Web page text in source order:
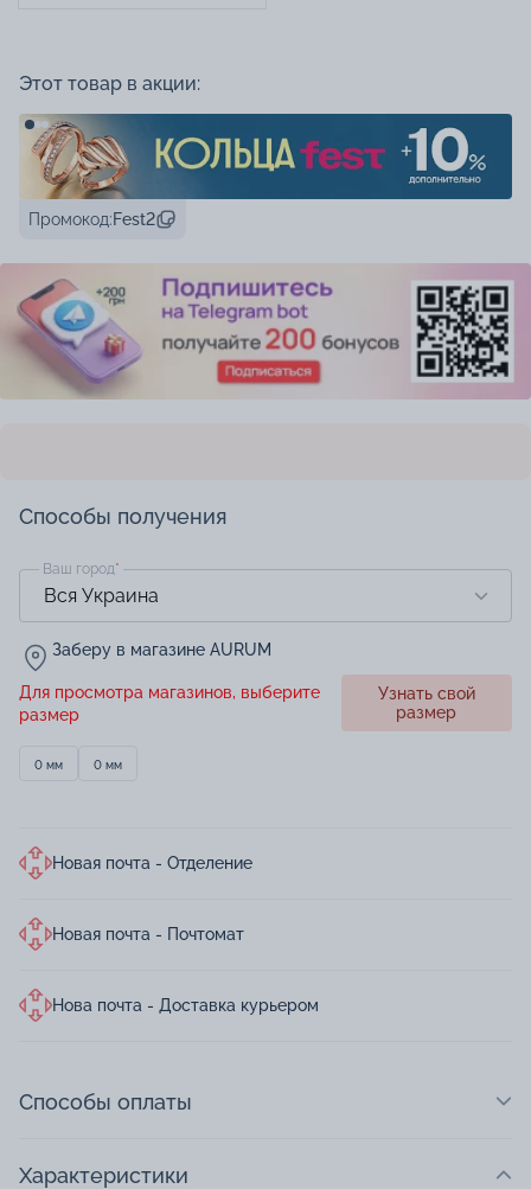
Этот товар в акции:
Промокод:Fest2
Способы получения
Ваш город*
Заберу в магазине AURUM
Для просмотра магазинов, выберите
размер
Узнать свой
размер
0 мм 0 мм
Новая почта - Отделение
Новая почта - Почтомат
Нова почта - Доставка курьером
Способы оплаты
Характеристики